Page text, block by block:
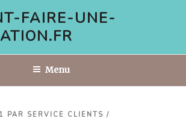
FAIRE-UNE-
Menu
PAR SERVICE CLIENTS /